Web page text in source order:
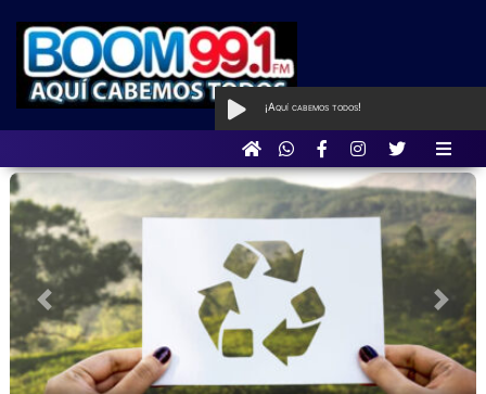
con Qué Programa tan
BOOM
¡Aquí cabemos todos!
Previous Next